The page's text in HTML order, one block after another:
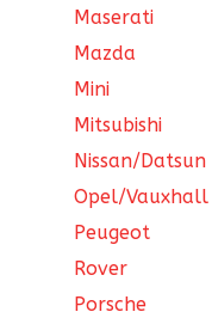
Maserati
Mazda
Mini
Mitsubishi
Nissan/Datsun
Opel/Vauxhall
Peugeot
Rover
Porsche